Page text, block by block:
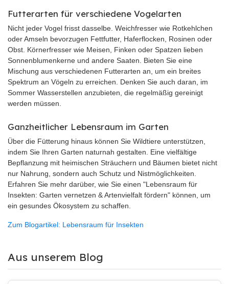
Futterarten für verschiedene Vogelarten
Nicht jeder Vogel frisst dasselbe. Weichfresser wie Rotkehlchen
oder Amseln bevorzugen Fettfutter, Haferflocken, Rosinen oder
Obst. Körnerfresser wie Meisen, Finken oder Spatzen lieben
Sonnenblumenkerne und andere Saaten. Bieten Sie eine
Mischung aus verschiedenen Futterarten an, um ein breites
Spektrum an Vögeln zu erreichen. Denken Sie auch daran, im
Sommer Wasserstellen anzubieten, die regelmäßig gereinigt
werden müssen.
Ganzheitlicher Lebensraum im Garten
Über die Fütterung hinaus können Sie Wildtiere unterstützen,
indem Sie Ihren Garten naturnah gestalten. Eine vielfältige
Bepflanzung mit heimischen Sträuchern und Bäumen bietet nicht
nur Nahrung, sondern auch Schutz und Nistmöglichkeiten.
Erfahren Sie mehr darüber, wie Sie einen "Lebensraum für
Insekten: Garten vernetzen & Artenvielfalt fördern" können, um
ein gesundes Ökosystem zu schaffen.
Zum Blogartikel: Lebensraum für Insekten
Aus unserem Blog